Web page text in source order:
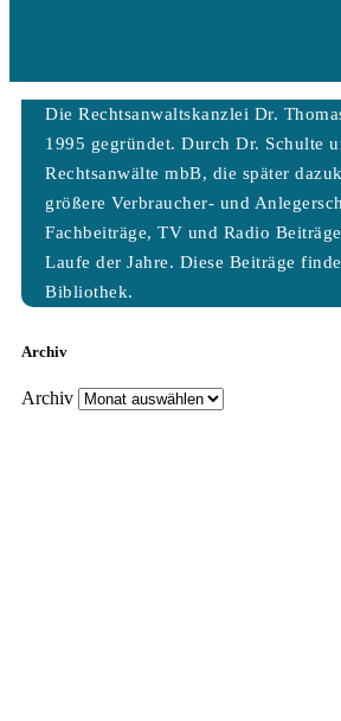
Die Rechtsanwaltskanzlei Dr.
1995 gegründet. Durch Dr. Schulte
Rechtsanwälte mbB, die später
größere Verbraucher- und
Fachbeiträge, TV und Radio
Laufe der Jahre. Diese Beiträge
Bibliothek.
Archiv
Archiv